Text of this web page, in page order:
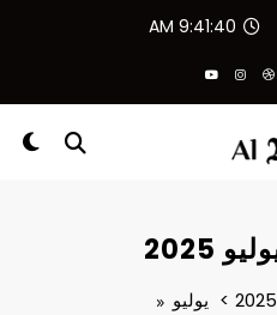
9:41:41 AM
2025 يوليو